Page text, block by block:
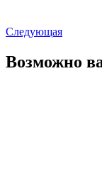
Следующая
Возможно